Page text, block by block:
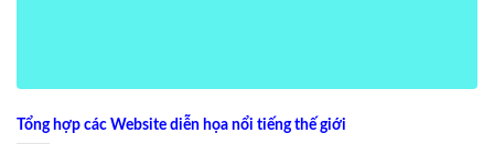
Tổng hợp các Website diễn họa nổi tiếng thế giới